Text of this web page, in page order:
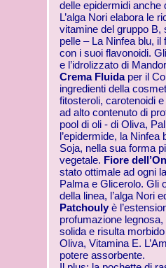
delle epidermidi anche
L’alga Nori elabora le
vitamine del gruppo B,
pelle – La Ninfea blu, il
con i suoi flavonoidi.
e l’idrolizzato di
Crema Fluida per il
ingredienti della
fitosteroli, carotenoidi
ad alto contenuto di
pool di oli - di Oliva,
l’epidermide, la
Soja, nella sua forma
vegetale. Fiore
stato ottimale ad ogni
Palma e Glicerolo. Gli
della linea, l’alga Nori
Patchouly è
profumazione
solida e risulta
Oliva, Vitamina E.
potere assorbente.